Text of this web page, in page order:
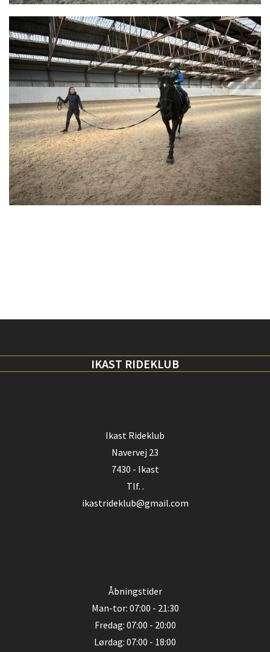
IKAST RIDEKLUB
Ikast Rideklub
Navervej 23
7430 - Ikast
Tlf. .
ikastrideklub@gmail.com
Åbningstider
Man-tor: 07:00 - 21:30
Fredag: 07:00 - 20:00
Lørdag: 07:00 - 18:00